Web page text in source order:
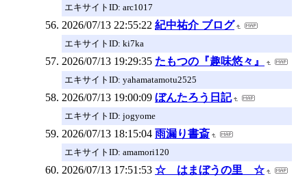
エキサイトID: arc1017
2026/07/13 22:55:22 紀中祐介 ブログ
エキサイトID: ki7ka
2026/07/13 19:29:35 たもつの『趣味悠々』
エキサイトID: yahamatamotu2525
2026/07/13 19:00:09 ぼんたろう日記
エキサイトID: jogyome
2026/07/13 18:15:04 雨漏り書斎
エキサイトID: amamori120
2026/07/13 17:51:53 ☆ はまぼうの里 ☆